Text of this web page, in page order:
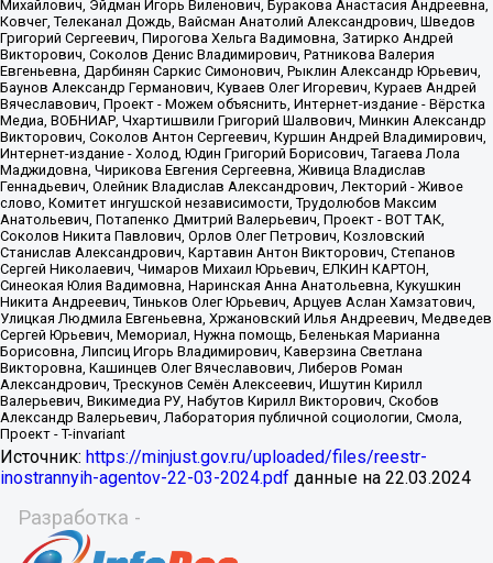
Источник: https://minjust.gov.ru/uploaded/files/reestr-
inostrannyih-agentov-22-03-2024.pdf данные на 22.03.2024
Разработка -